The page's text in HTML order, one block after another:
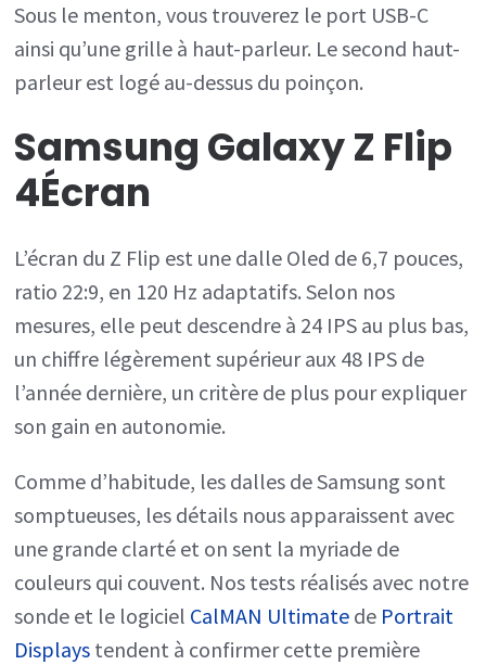
Sous le menton, vous trouverez le port USB-C
ainsi qu’une grille à haut-parleur. Le second haut-
parleur est logé au-dessus du poinçon.
Samsung Galaxy Z Flip
4Écran
L’écran du Z Flip est une dalle Oled de 6,7 pouces,
ratio 22:9, en 120 Hz adaptatifs. Selon nos
mesures, elle peut descendre à 24 IPS au plus bas,
un chiffre légèrement supérieur aux 48 IPS de
l’année dernière, un critère de plus pour expliquer
son gain en autonomie.
Comme d’habitude, les dalles de Samsung sont
somptueuses, les détails nous apparaissent avec
une grande clarté et on sent la myriade de
couleurs qui couvent. Nos tests réalisés avec notre
sonde et le logiciel CalMAN Ultimate de Portrait
Displays tendent à confirmer cette première